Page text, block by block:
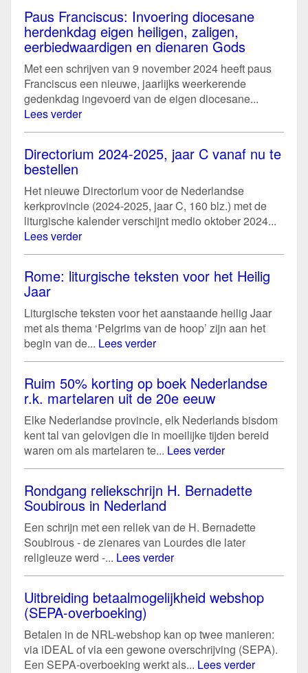
Paus Franciscus: Invoering diocesane
herdenkdag eigen heiligen, zaligen,
eerbiedwaardigen en dienaren Gods
Met een schrijven van 9 november 2024 heeft paus
Franciscus een nieuwe, jaarlijks weerkerende
gedenkdag ingevoerd van de eigen diocesane...
Lees verder
Directorium 2024-2025, jaar C vanaf nu te
bestellen
Het nieuwe Directorium voor de Nederlandse
kerkprovincie (2024-2025, jaar C, 160 blz.) met de
liturgische kalender verschijnt medio oktober 2024...
Lees verder
Rome: liturgische teksten voor het Heilig
Jaar
Liturgische teksten voor het aanstaande heilig Jaar
met als thema ‘Pelgrims van de hoop’ zijn aan het
begin van de... Lees verder
Ruim 50% korting op boek Nederlandse
r.k. martelaren uit de 20e eeuw
Elke Nederlandse provincie, elk Nederlands bisdom
kent tal van gelovigen die in moeilijke tijden bereid
waren om als martelaren te... Lees verder
Rondgang reliekschrijn H. Bernadette
Soubirous in Nederland
Een schrijn met een reliek van de H. Bernadette
Soubirous - de zienares van Lourdes die later
religieuze werd -... Lees verder
Uitbreiding betaalmogelijkheid webshop
(SEPA-overboeking)
Betalen in de NRL-webshop kan op twee manieren:
via iDEAL of via een gewone overschrijving (SEPA).
Een SEPA-overboeking werkt als... Lees verder